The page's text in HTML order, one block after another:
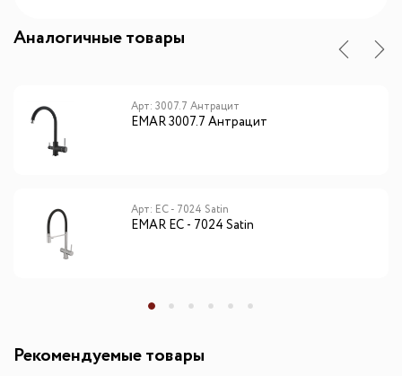
Аналогичные товары
Арт: 3007.7 Антрацит
EMAR 3007.7 Антрацит
Арт: ЕС - 7024 Satin
EMAR ЕС - 7024 Satin
Рекомендуемые товары